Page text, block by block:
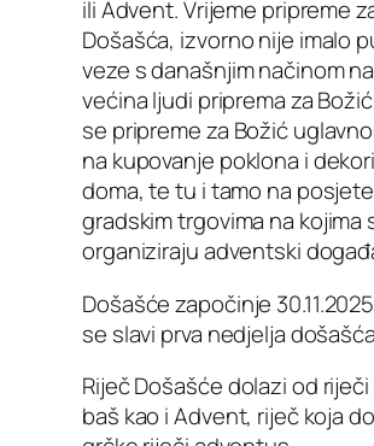
ili Advent. Vrijeme pripreme
Došašća, izvorno nije imalo
veze s današnjim načinom
većina ljudi priprema za
se pripreme za Božić
na kupovanje poklona i
doma, te tu i tamo na posjete
gradskim trgovima na kojima
organiziraju adventski
Došašće započinje
se slavi prva nedjelja
Riječ Došašće dolazi od riječi
baš kao i Advent, riječ koja